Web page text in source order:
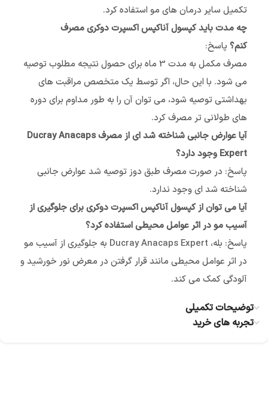
تکمیل سایر درمان های مو استفاده کرد.
چه مدت باید کپسول آناکپس اکسپرت دوکری مصرف
کنم؟ پاسخ:
مصرف مکمل به مدت 3 ماه برای حصول نتیجه مطلوب توصیه
می شود. با این حال، اگر توسط یک متخصص مراقبت های
بهداشتی توصیه شود، می توان آن را به طور مداوم برای دوره
های طولانی تر مصرف کرد.
آیا عوارض جانبی شناخته شد ای از مصرف Ducray Anacaps
Expert وجود دارد؟
پاسخ: در صورت مصرف طبق دوز توصیه شد عوارض جانبی
شناخته شد ای وجود ندارد.
آیا می توان از کپسول آناکپس اکسپرت دوکری برای جلوگیری از
آسیب مو در اثر عوامل محیطی استفاده کرد؟
پاسخ: بله، Ducray Anacaps Expert به جلوگیری از آسیب مو
در اثر عوامل محیطی مانند قرار گرفتن در معرض نور خورشید و
آلودگی کمک می کند.
توضیحات تکمیلی
تجربه های خرید